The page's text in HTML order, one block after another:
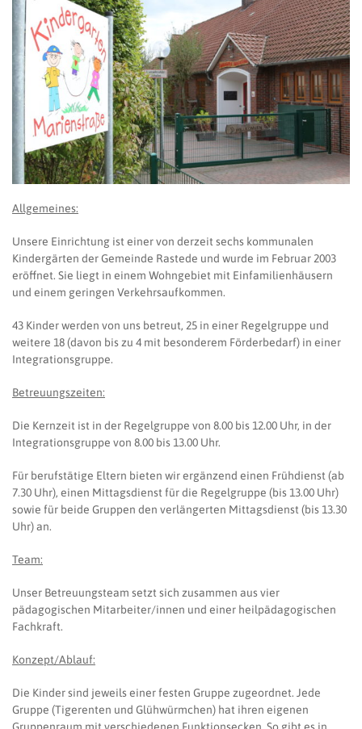
Allgemeines:
Unsere Einrichtung ist einer von derzeit sechs kommunalen
Kindergärten der Gemeinde Rastede und wurde im Februar 2003
eröffnet. Sie liegt in einem Wohngebiet mit Einfamilienhäusern
und einem geringen Verkehrsaufkommen.
43 Kinder werden von uns betreut, 25 in einer Regelgruppe und
weitere 18 (davon bis zu 4 mit besonderem Förderbedarf) in einer
Integrationsgruppe.
Betreuungszeiten:
Die Kernzeit ist in der Regelgruppe von 8.00 bis 12.00 Uhr, in der
Integrationsgruppe von 8.00 bis 13.00 Uhr.
Für berufstätige Eltern bieten wir ergänzend einen Frühdienst (ab
7.30 Uhr), einen Mittagsdienst für die Regelgruppe (bis 13.00 Uhr)
sowie für beide Gruppen den verlängerten Mittagsdienst (bis 13.30
Uhr) an.
Team:
Unser Betreuungsteam setzt sich zusammen aus vier
pädagogischen Mitarbeiter/innen und einer heilpädagogischen
Fachkraft.
Konzept/Ablauf:
Die Kinder sind jeweils einer festen Gruppe zugeordnet. Jede
Gruppe (Tigerenten und Glühwürmchen) hat ihren eigenen
Gruppenraum mit verschiedenen Funktionsecken. So gibt es in